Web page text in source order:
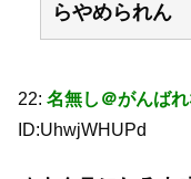
らやめられん
22: 名無し＠がんば
ID:UhwjWHUPd